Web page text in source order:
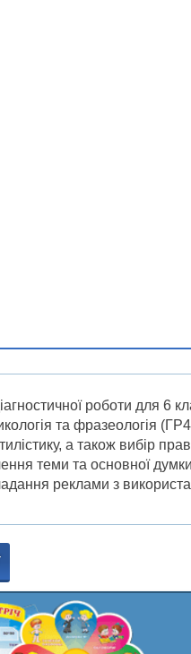
роботи для 6
та фразеологія
а також вибір
теми та основної
реклами з